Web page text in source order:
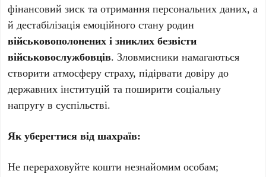
фінансовий зиск та отримання персональних даних, а
й дестабілізація емоційного стану родин
військовополонених і зниклих безвісти
військовослужбовців. Зловмисники намагаються
створити атмосферу страху, підірвати довіру до
державних інституцій та поширити соціальну
напругу в суспільстві.
Як уберегтися від шахраїв:
Не перераховуйте кошти незнайомим особам;